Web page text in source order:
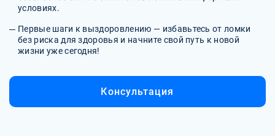
условиях.
Первые шаги к выздоровлению — избавьтесь от ломки
без риска для здоровья и начните свой путь к новой
жизни уже сегодня!
Консультация